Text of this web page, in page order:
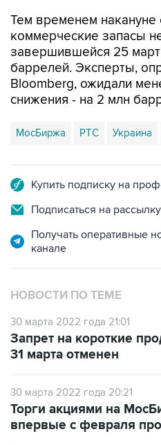
Тем временем накануне
коммерческие запасы
завершившейся 25
баррелей. Эксперты,
Bloomberg, ожидали
снижения - на 2 млн
МосБиржа РТС Украина
Купить подписку на
Подписаться на
Получать оперативные
канале
НОВОСТИ ПО ТЕМЕ
30 марта 2022 года 21:01
Запрет на короткие
31 марта отменен
30 марта 2022 года 20:21
Торги акциями на
впервые с февраля